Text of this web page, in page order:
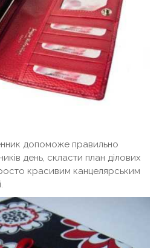
допоможе правильно
день, скласти план ділових
красивим канцелярським